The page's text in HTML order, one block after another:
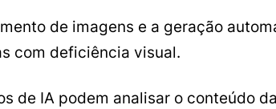
de imagens e a geração
com deficiência visual.
de IA podem analisar o conteúdo